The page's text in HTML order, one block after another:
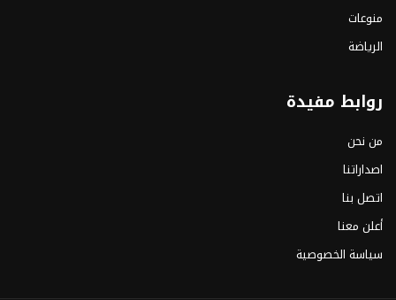
منوعات
الرياضة
روابط مفيدة
من نحن
اصداراتنا
اتصل بنا
أعلن معنا
سياسة الخصوصية